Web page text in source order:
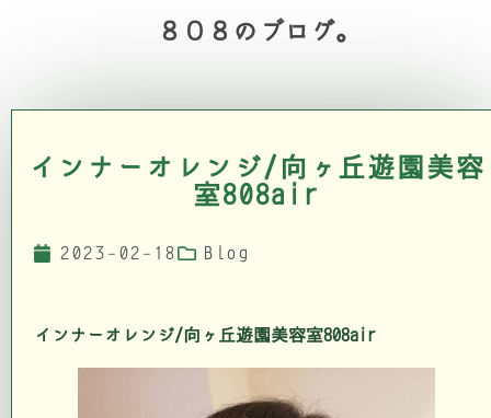
８０８のブログ。
インナーオレンジ/向ヶ丘遊園美容
室808air
2023-02-18 Blog
インナーオレンジ/向ヶ丘遊園美容室808air